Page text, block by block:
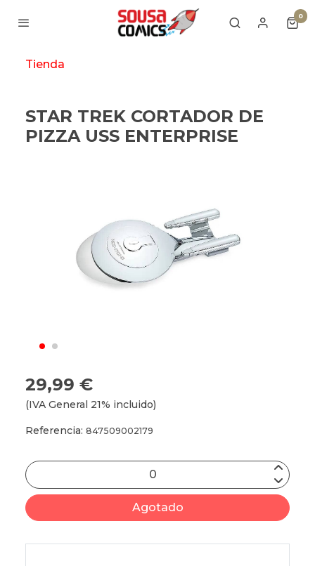
0
Tienda
STAR TREK CORTADOR DE
PIZZA USS ENTERPRISE
29,99 €
(IVA General 21% incluido)
Referencia: 847509002179
Agotado